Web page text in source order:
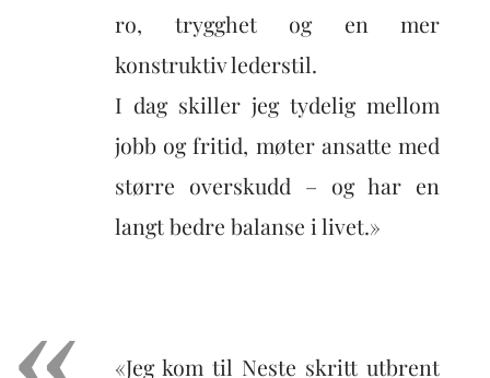
ro, trygghet og en mer
konstruktiv lederstil.
I dag skiller jeg tydelig mellom
jobb og fritid, møter ansatte med
større overskudd – og har en
langt bedre balanse i livet.»
«Jeg kom til Neste skritt utbrent